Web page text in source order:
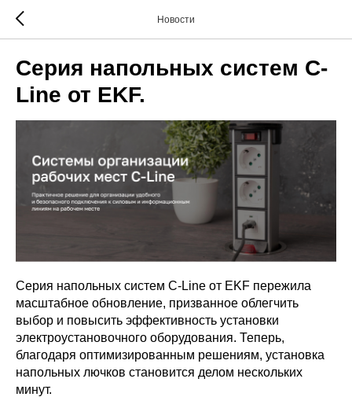
Новости
Серия напольных систем C-
Line от EKF.
Серия напольных систем C-Line от EKF пережила
масштабное обновление, призванное облегчить
выбор и повысить эффективность установки
электроустановочного оборудования. Теперь,
благодаря оптимизированным решениям, установка
напольных лючков становится делом нескольких
минут.